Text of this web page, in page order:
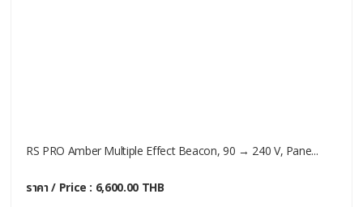
RS PRO Amber Multiple Effect Beacon, 90 → 240 V, Pane...
ราคา / Price : 6,600.00 THB